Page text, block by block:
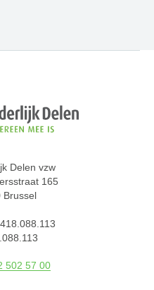
Delen vzw
165
Brussel
502 57 00